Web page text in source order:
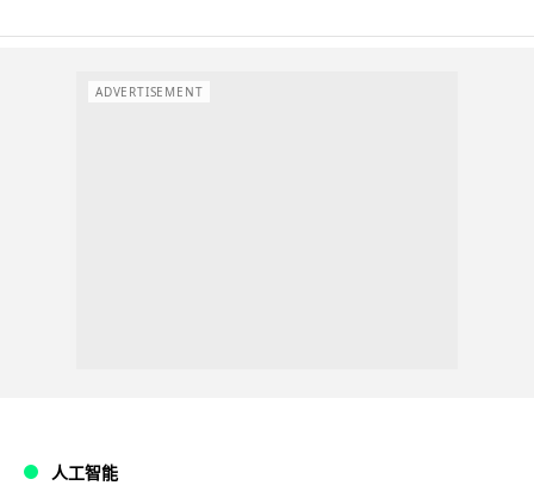
ADVERTISEMENT
人工智能